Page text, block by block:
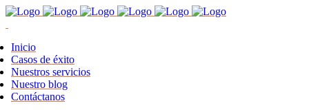
Inicio
Casos de éxito
Nuestros servicios
Nuestro blog
Contáctanos